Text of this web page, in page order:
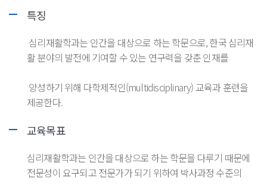
특징
심리재활학과는 인간을 대상으로 하는 학문으로, 한국 심리재
활 분야의 발전에 기여할 수 있는 연구력을 갖춘 인재를
양성하기 위해 다학제적인(multidisciplinary) 교육과 훈련을
제공한다.
교육목표
심리재활학과는 인간을 대상으로 하는 학문을 다루기 때문에
전문성이 요구되고 전문가가 되기 위하여 박사과정 수준의